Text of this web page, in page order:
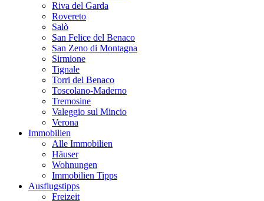
Riva del Garda
Rovereto
Salò
San Felice del Benaco
San Zeno di Montagna
Sirmione
Tignale
Torri del Benaco
Toscolano-Maderno
Tremosine
Valeggio sul Mincio
Verona
Immobilien
Alle Immobilien
Häuser
Wohnungen
Immobilien Tipps
Ausflugstipps
Freizeit